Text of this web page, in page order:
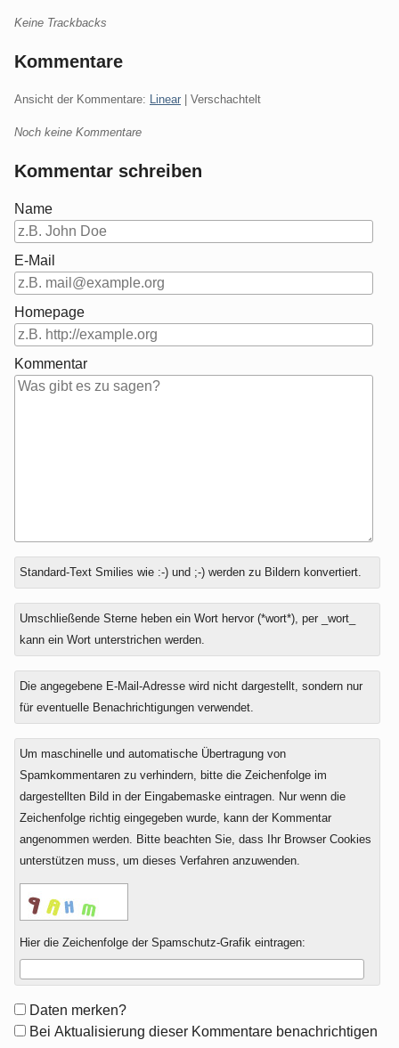
Keine Trackbacks
Kommentare
Ansicht der Kommentare: Linear | Verschachtelt
Noch keine Kommentare
Kommentar schreiben
Name
E-Mail
Homepage
Kommentar
Antwort
zu
Standard-Text Smilies wie :-) und ;-) werden zu Bildern konvertiert.
Umschließende Sterne heben ein Wort hervor (*wort*), per _wort_
kann ein Wort unterstrichen werden.
Die angegebene E-Mail-Adresse wird nicht dargestellt, sondern nur
für eventuelle Benachrichtigungen verwendet.
Um maschinelle und automatische Übertragung von
Spamkommentaren zu verhindern, bitte die Zeichenfolge im
dargestellten Bild in der Eingabemaske eintragen. Nur wenn die
Zeichenfolge richtig eingegeben wurde, kann der Kommentar
angenommen werden. Bitte beachten Sie, dass Ihr Browser Cookies
unterstützen muss, um dieses Verfahren anzuwenden.
Hier die Zeichenfolge der Spamschutz-Grafik eintragen:
Formular-
Optionen
Daten merken?
Bei Aktualisierung dieser Kommentare benachrichtigen